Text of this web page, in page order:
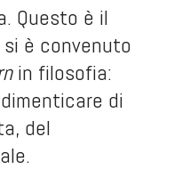
Questo è il
è convenuto
in filosofia:
di
del